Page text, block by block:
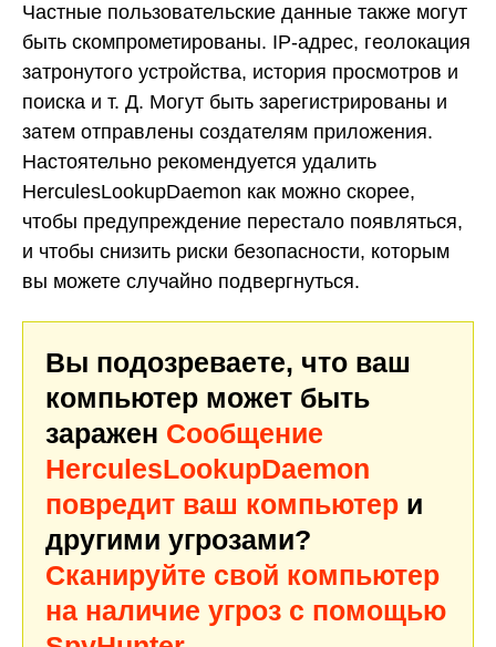
Частные пользовательские данные также могут
быть скомпрометированы. IP-адрес, геолокация
затронутого устройства, история просмотров и
поиска и т. Д. Могут быть зарегистрированы и
затем отправлены создателям приложения.
Настоятельно рекомендуется удалить
HerculesLookupDaemon как можно скорее,
чтобы предупреждение перестало появляться,
и чтобы снизить риски безопасности, которым
вы можете случайно подвергнуться.
Вы подозреваете, что ваш
компьютер может быть
заражен Сообщение
HerculesLookupDaemon
повредит ваш компьютер и
другими угрозами?
Сканируйте свой компьютер
на наличие угроз с помощью